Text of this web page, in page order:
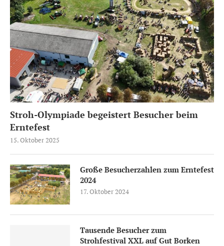
Stroh-Olympiade begeistert Besucher beim
Erntefest
15. Oktober 2025
Große Besucherzahlen zum Erntefest
2024
17. Oktober 2024
Tausende Besucher zum
Strohfestival XXL auf Gut Borken